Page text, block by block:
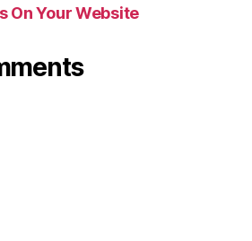
On Your Website